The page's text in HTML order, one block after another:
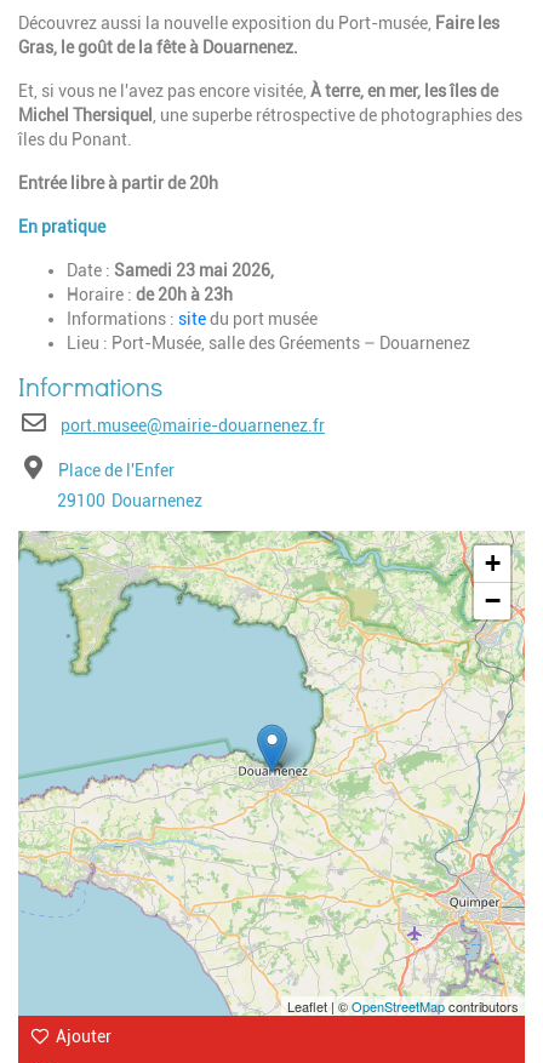
Découvrez aussi la nouvelle exposition du Port-musée, Faire les
Gras, le goût de la fête à Douarnenez.
Et, si vous ne l'avez pas encore visitée, À terre, en mer, les îles de
Michel Thersiquel
, une superbe rétrospective de photographies des
îles du Ponant.
Entrée libre à partir de 20h
En pratique
Date : Samedi 23 mai 2026,
Horaire : de 20h à 23h
Informations : sitedu port musée
Lieu : Port-Musée, salle des Gréements – Douarnenez
E-mailport.musee@mairie-douarnenez.fr
AdressePlace de l'Enfer
Code postal
29100 Ville
Douarnenez
Geolocalisation
+
−
Leaflet | ©OpenStreetMapcontributors
Ajouter